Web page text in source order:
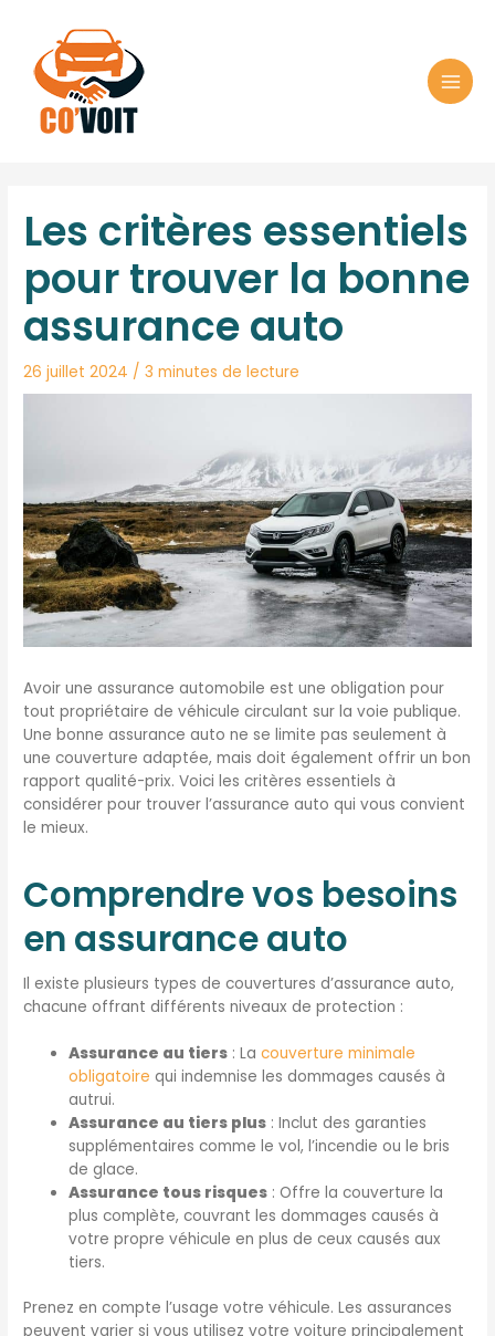
contenu
Les critères essentiels
pour trouver la bonne
assurance auto
26 juillet 2024 /3 minutes de lecture
Avoir une assurance automobile est une obligation pour
tout propriétaire de véhicule circulant sur la voie publique.
Une bonne assurance auto ne se limite pas seulement à
une couverture adaptée, mais doit également offrir un bon
rapport qualité-prix. Voici les critères essentiels à
considérer pour trouver l’assurance auto qui vous convient
le mieux.
Comprendre vos besoins
en assurance auto
Il existe plusieurs types de couvertures d’assurance auto,
chacune offrant différents niveaux de protection :
Assurance au tiers : Lacouverture minimale
obligatoire qui indemnise les dommages causés à
autrui.
Assurance au tiers plus : Inclut des garanties
supplémentaires comme le vol, l’incendie ou le bris
de glace.
Assurance tous risques : Offre la couverture la
plus complète, couvrant les dommages causés à
votre propre véhicule en plus de ceux causés aux
tiers.
Prenez en compte l’usage votre véhicule. Les assurances
peuvent varier si vous utilisez votre voiture principalement